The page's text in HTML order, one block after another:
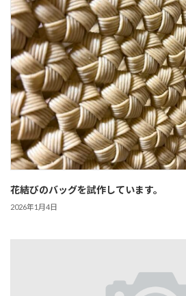
花結びのバッグを試作しています。
2026年1月4日